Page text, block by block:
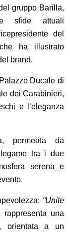
gruppo Barilla,
sfide attuali
del
ha illustrato
brand.
Ducale di
dei Carabinieri,
e l ’eleganza
permeata da
tra i due
serena e
“Unite
rappresenta una
orientata a un